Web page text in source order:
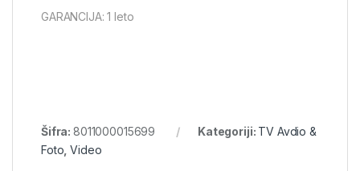
GARANCIJA: 1 leto
Šifra:8011000015699 Kategoriji: TV Avdio &
Foto ,Video